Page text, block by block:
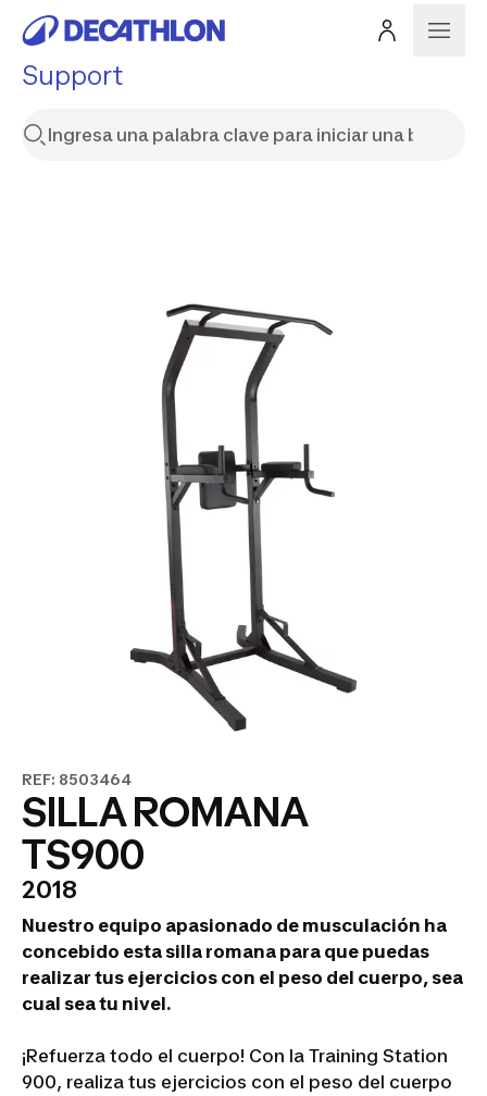
Support
REF: 8503464
SILLA ROMANA
TS900
2018
Nuestro equipo apasionado de musculación ha
concebido esta silla romana para que puedas
realizar tus ejercicios con el peso del cuerpo, sea
cual sea tu nivel.
¡Refuerza todo el cuerpo! Con la Training Station
900, realiza tus ejercicios con el peso del cuerpo